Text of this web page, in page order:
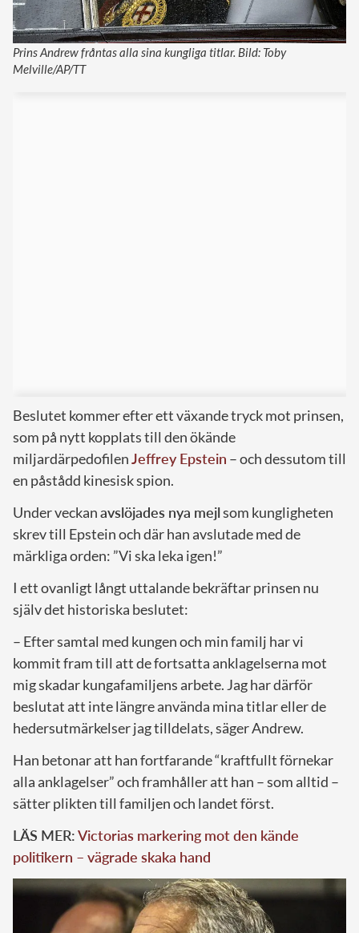
Prins Andrew fråntas alla sina kungliga titlar. Bild: Toby
Melville/AP/TT
Beslutet kommer efter ett växande tryck mot prinsen,
som på nytt kopplats till den ökände
miljardärpedofilenJeffrey Epstein – och dessutom till
en påstådd kinesisk spion.
Under veckanavslöjades nya mejlsom kungligheten
skrev till Epstein och där han avslutade med de
märkliga orden: ”Vi ska leka igen!”
I ett ovanligt långt uttalande bekräftar prinsen nu
själv det historiska beslutet:
– Efter samtal med kungen och min familj har vi
kommit fram till att de fortsatta anklagelserna mot
mig skadar kungafamiljens arbete. Jag har därför
beslutat att inte längre använda mina titlar eller de
hedersutmärkelser jag tilldelats, säger Andrew.
Han betonar att han fortfarande “kraftfullt förnekar
alla anklagelser” och framhåller att han – som alltid –
sätter plikten till familjen och landet först.
LÄS MER:Victorias markering mot den kände
politikern – vägrade skaka hand